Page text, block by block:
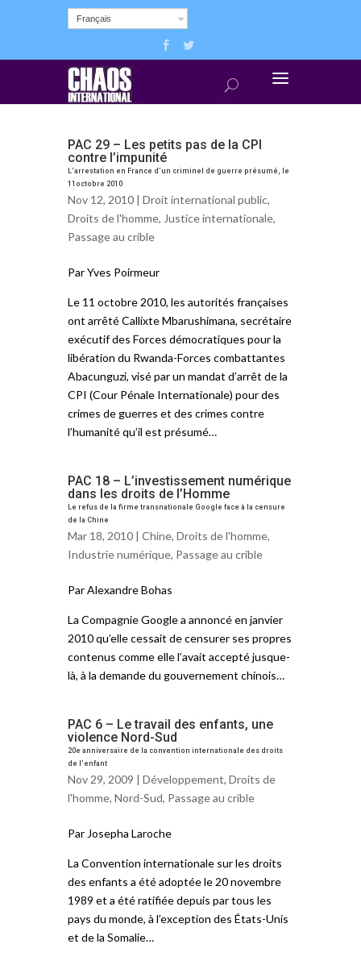
Français
PAC 29 – Les petits pas de la CPI
contre l’impunité
L’arrestation en France d’un criminel de guerre présumé, le
11octobre 2010
Nov 12, 2010 | Droit international public,
Droits de l'homme, Justice internationale,
Passage au crible
Par Yves Poirmeur
Le 11 octobre 2010, les autorités françaises
ont arrêté Callixte Mbarushimana, secrétaire
exécutif des Forces démocratiques pour la
libération du Rwanda-Forces combattantes
Abacunguzi, visé par un mandat d’arrêt de la
CPI (Cour Pénale Internationale) pour des
crimes de guerres et des crimes contre
l’humanité qu’il est présumé…
PAC 18 – L’investissement numérique
dans les droits de l’Homme
Le refus de la firme transnationale Google face à la censure
de la Chine
Mar 18, 2010 | Chine, Droits de l'homme,
Industrie numérique, Passage au crible
Par Alexandre Bohas
La Compagnie Google a annoncé en janvier
2010 qu’elle cessait de censurer ses propres
contenus comme elle l’avait accepté jusque-
là, à la demande du gouvernement chinois…
PAC 6 – Le travail des enfants, une
violence Nord-Sud
20e anniversaire de la convention internationale des droits
de l’enfant
Nov 29, 2009 | Développement, Droits de
l'homme, Nord-Sud, Passage au crible
Par Josepha Laroche
La Convention internationale sur les droits
des enfants a été adoptée le 20 novembre
1989 et a été ratifiée depuis par tous les
pays du monde, à l’exception des États-Unis
et de la Somalie…